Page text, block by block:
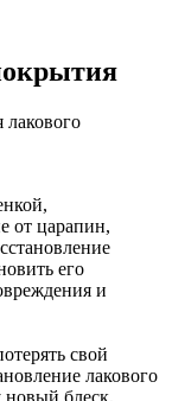
лакового
от царапин,
его
и
свой
лакового
новый блеск,